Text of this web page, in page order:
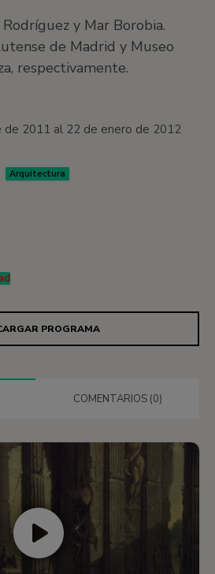
y Mar Borobia.
de Madrid y Museo
respectivamente.
2011 al 22 de enero de 2012
Arquitectura
PROGRAMA
COMENTARIOS (0)